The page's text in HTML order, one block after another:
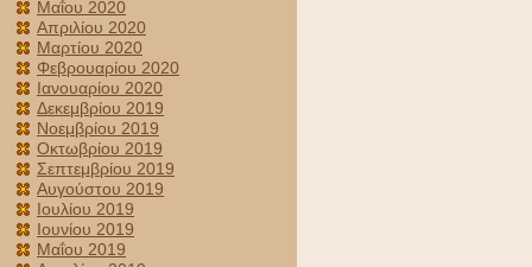
Μαΐου 2020
Απριλίου 2020
Μαρτίου 2020
Φεβρουαρίου 2020
Ιανουαρίου 2020
Δεκεμβρίου 2019
Νοεμβρίου 2019
Οκτωβρίου 2019
Σεπτεμβρίου 2019
Αυγούστου 2019
Ιουλίου 2019
Ιουνίου 2019
Μαΐου 2019